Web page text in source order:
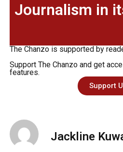
Journalism in
The Chanzo is supported by
Support The Chanzo and get
features.
Support
Jackline